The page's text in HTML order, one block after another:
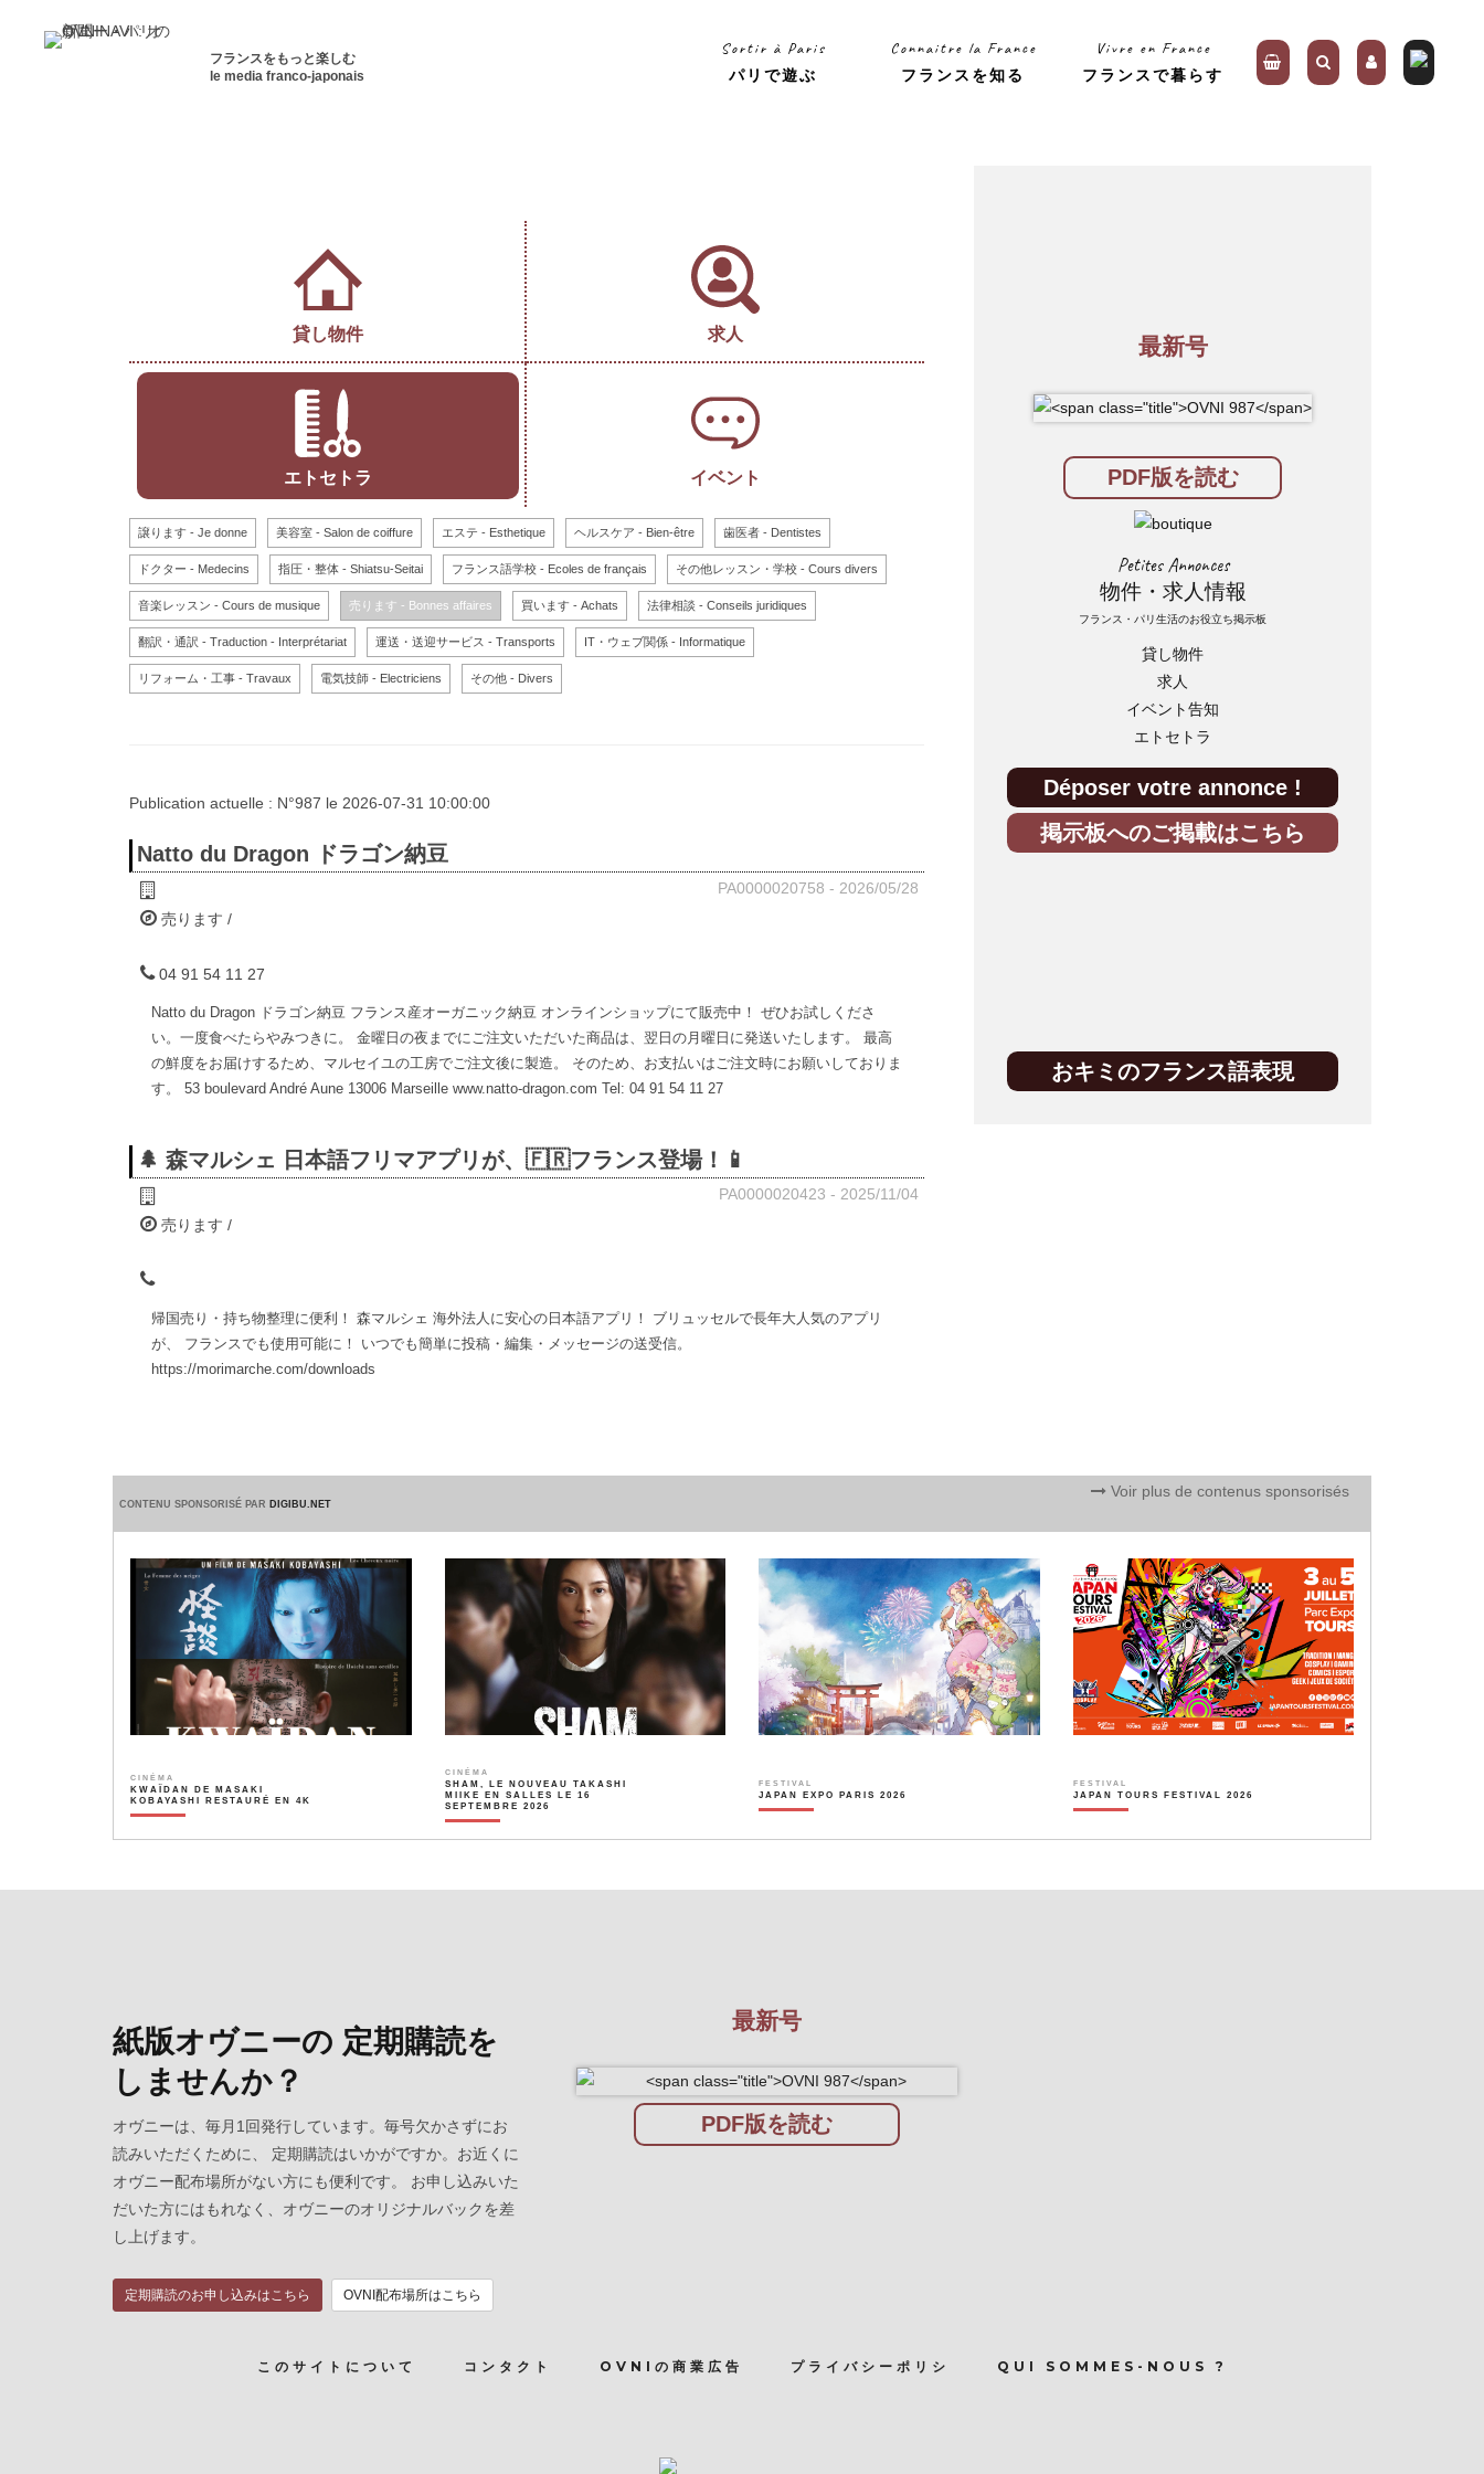
フランスをもっと楽しむ
le media franco-japonais
Sortir à Paris
パリで遊ぶ
Connaitre la France
フランスを知る
Vivre en France
フランスで暮らす
貸し物件 求人
エトセトラ イベント
譲ります - Je donne 美容室 - Salon de coiffure エステ - Esthetique ヘルスケア - Bien-être 歯医者 - Dentistes
ドクター - Medecins 指圧・整体 - Shiatsu-Seitai フランス語学校 - Ecoles de français その他レッスン・学校 - Cours divers
音楽レッスン - Cours de musique 売ります - Bonnes affaires 買います - Achats 法律相談 - Conseils juridiques
翻訳・通訳 - Traduction - Interprétariat 運送・送迎サービス - Transports IT・ウェブ関係 - Informatique
リフォーム・工事 - Travaux 電気技師 - Electriciens その他 - Divers
Publication actuelle : N°987 le 2026-07-31 10:00:00
Natto du Dragon ドラゴン納豆
PA0000020758 - 2026/05/28
売ります /
04 91 54 11 27
Natto du Dragon ドラゴン納豆 フランス産オーガニック納豆 オンラインショップにて販売中！ ぜひお試しくださ
い。一度食べたらやみつきに。 金曜日の夜までにご注文いただいた商品は、翌日の月曜日に発送いたします。 最高
の鮮度をお届けするため、マルセイユの工房でご注文後に製造。 そのため、お支払いはご注文時にお願いしておりま
す。 53 boulevard André Aune 13006 Marseille www.natto-dragon.com Tel: 04 91 54 11 27
🌲 森マルシェ 日本語フリマアプリが、🇫🇷フランス登場！📱
PA0000020423 - 2025/11/04
売ります /
帰国売り・持ち物整理に便利！ 森マルシェ 海外法人に安心の日本語アプリ！ ブリュッセルで長年大人気のアプリ
が、 フランスでも使用可能に！ いつでも簡単に投稿・編集・メッセージの送受信。
https://morimarche.com/downloads
最新号
PDF版を読む
Petites Annonces
物件・求人情報
フランス・パリ生活のお役立ち掲示板
貸し物件
求人
イベント告知
エトセトラ
Déposer votre annonce !
掲示板へのご掲載はこちら
おキミのフランス語表現
CONTENU SPONSORISÉ PAR DIGIBU.NET
Voir plus de contenus sponsorisés
CINÉMA
KWAÏDAN DE MASAKI
KOBAYASHI RESTAURÉ EN 4K
CINÉMA
SHAM, LE NOUVEAU TAKASHI
MIIKE EN SALLES LE 16
SEPTEMBRE 2026
FESTIVAL
JAPAN EXPO PARIS 2026
FESTIVAL
JAPAN TOURS FESTIVAL 2026
紙版オヴニーの 定期購読を
しませんか？
オヴニーは、毎月1回発行しています。毎号欠かさずにお
読みいただくために、 定期購読はいかがですか。お近くに
オヴニー配布場所がない方にも便利です。 お申し込みいた
だいた方にはもれなく、オヴニーのオリジナルバックを差
し上げます。
定期購読のお申し込みはこちら OVNI配布場所はこちら
最新号
PDF版を読む
このサイトについて コンタクト OVNIの商業広告 プライバシーポリシ QUI SOMMES-NOUS ?